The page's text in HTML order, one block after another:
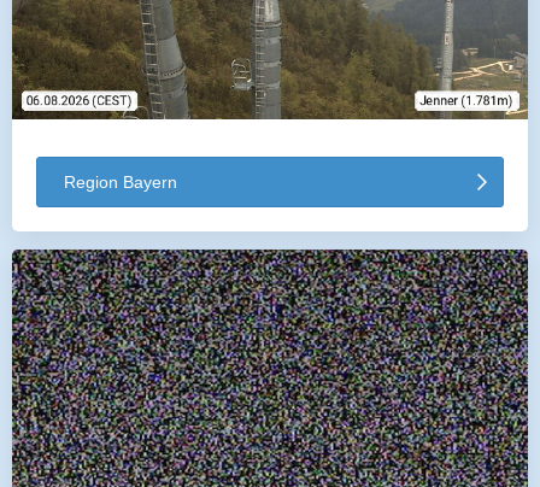
Region Bayern